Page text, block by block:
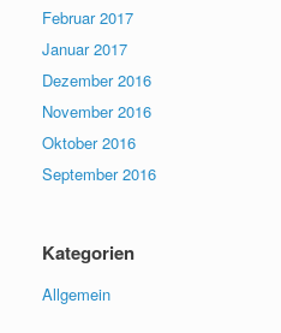
Februar 2017
Januar 2017
Dezember 2016
November 2016
Oktober 2016
September 2016
Kategorien
Allgemein